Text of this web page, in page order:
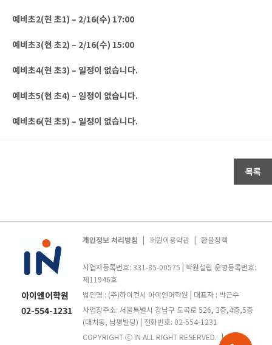
예비초2(현 초1) – 2/16(수) 17:00
예비초3(현 초2) – 2/16(수) 15:00
예비초4(현 초3) – 일정이 없습니다.
예비초5(현 초4) – 일정이 없습니다.
예비초6(현 초5) – 일정이 없습니다.
목록
아이엔어학원
02-554-1231
개인정보 처리방침 | 회원이용약관 | 환불정책
사업자등록번호: 331-85-00575 | 학원설립 운영등록번호:
제11946호
법인명 : (주)하이컨시 아이엔어학원 | 대표자 : 박근수
사업장주소: 서울특별시 강남구 도곡로 526, 3층,4층,5층
(대치동, 남평빌딩) | 전화번호: 02-554-1231
COPYRIGHT ⓒ IN ALL RIGHT RESERVED. |